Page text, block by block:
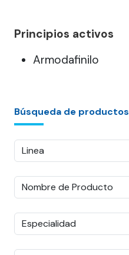
Búsqueda de productos
Principios activos
Armodafinilo